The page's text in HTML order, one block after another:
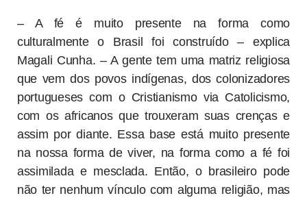
– A fé é muito presente na forma como
culturalmente o Brasil foi construído – explica
Magali Cunha. – A gente tem uma matriz religiosa
que vem dos povos indígenas, dos colonizadores
portugueses com o Cristianismo via Catolicismo,
com os africanos que trouxeram suas crenças e
assim por diante. Essa base está muito presente
na nossa forma de viver, na forma como a fé foi
assimilada e mesclada. Então, o brasileiro pode
não ter nenhum vínculo com alguma religião, mas